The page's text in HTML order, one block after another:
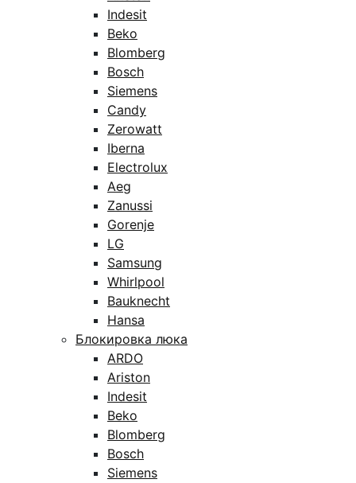
Indesit
Beko
Blomberg
Bosch
Siemens
Candy
Zerowatt
Iberna
Electrolux
Aeg
Zanussi
Gorenje
LG
Samsung
Whirlpool
Bauknecht
Hansa
Блокировка люка
ARDO
Ariston
Indesit
Beko
Blomberg
Bosch
Siemens